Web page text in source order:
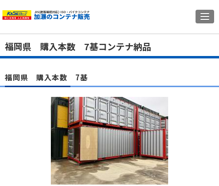
福岡県 購入本数 7基コンテナ納品
福岡県 購入本数 7基